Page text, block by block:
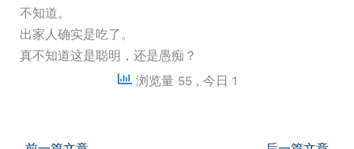
不知道。
出家人确实是吃了。
真不知道这是聪明，还是愚痴？
浏览量 55 , 今日 1